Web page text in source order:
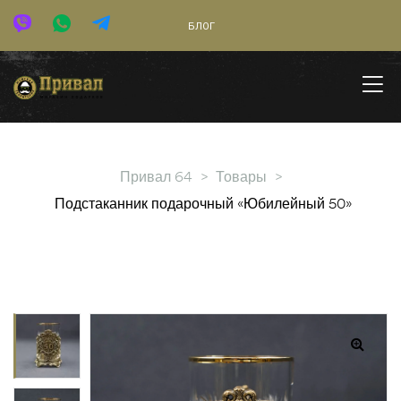
БЛОГ
Привал 64 > Товары >
Подстаканник подарочный «Юбилейный 50»